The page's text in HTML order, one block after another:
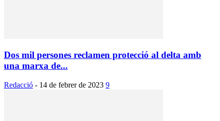
Dos mil persones reclamen protecció al delta amb
una marxa de...
Redacció - 14 de febrer de 2023 9